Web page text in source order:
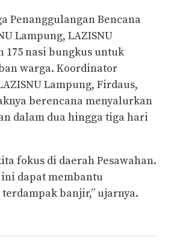
Penanggulangan Bencana
Lampung, LAZISNU
nasi bungkus untuk
warga. Koordinator
Lampung, Firdaus,
berencana menyalurkan
dalam dua hingga tiga hari
fokus di daerah Pesawahan.
dapat membantu
banjir,” ujarnya.